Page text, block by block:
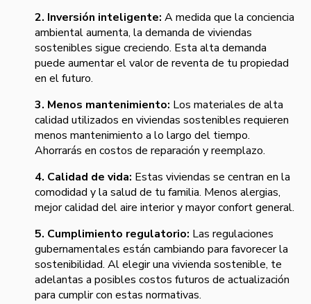
2. Inversión inteligente: A medida que la conciencia
ambiental aumenta, la demanda de viviendas
sostenibles sigue creciendo. Esta alta demanda
puede aumentar el valor de reventa de tu propiedad
en el futuro.
3. Menos mantenimiento: Los materiales de alta
calidad utilizados en viviendas sostenibles requieren
menos mantenimiento a lo largo del tiempo.
Ahorrarás en costos de reparación y reemplazo.
4. Calidad de vida: Estas viviendas se centran en la
comodidad y la salud de tu familia. Menos alergias,
mejor calidad del aire interior y mayor confort general.
5. Cumplimiento regulatorio: Las regulaciones
gubernamentales están cambiando para favorecer la
sostenibilidad. Al elegir una vivienda sostenible, te
adelantas a posibles costos futuros de actualización
para cumplir con estas normativas.